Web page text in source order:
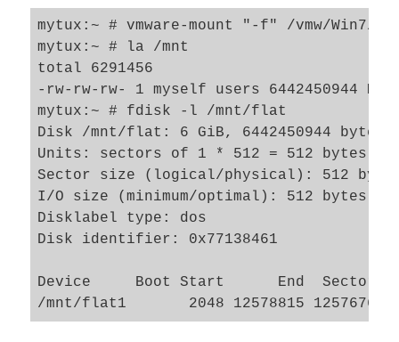
mytux:~ # vmware-mount "-f" /vmw/Win7/
mytux:~ # la /mnt
total 6291456
-rw-rw-rw- 1 myself users 6442450944
mytux:~ # fdisk -l /mnt/flat
Disk /mnt/flat: 6 GiB, 6442450944 bytes,
Units: sectors of 1 * 512 = 512 bytes
Sector size (logical/physical): 512
I/O size (minimum/optimal): 512 bytes /
Disklabel type: dos
Disk identifier: 0x77138461
Device     Boot Start      End  Sectors